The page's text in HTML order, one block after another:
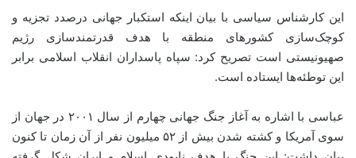
این کارشناس سیاسی با بیان اینکه استکبار جهانی درصدد تجزیه و
کوچک‌سازی کشورهای منطقه با هدف قدرتمندسازی رژیم
صهیونیستی است تصریح کرد: سپاه پاسداران انقلاب اسلامی برابر
این توطئه‌ها ایستاده است.
عباسی با اشاره به آغاز جنگ جهانی چهارم از سال ۲۰۰۱ در جهان از
سوی آمریکا و کشته شدن بیش از ۵۲ میلیون نفر از آن زمان تا کنون